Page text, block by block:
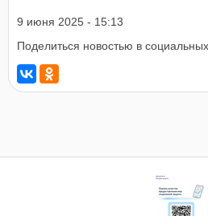
9 июня 2025 - 15:13
Поделиться новостью в